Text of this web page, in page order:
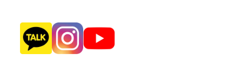
4.Bahia Honda Railroad Bridge,
5. Key Largo나 Islamorada에서 석식후 마이애미
로이동